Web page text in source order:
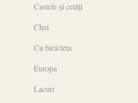
Castele și cetăți
Chei
Cu bicicleta
Europa
Lacuri